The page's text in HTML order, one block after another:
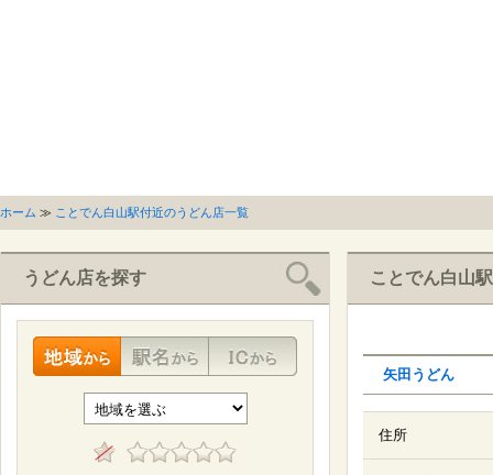
ホーム ≫ ことでん白山駅付近のうどん店一覧
うどん店を探す ことでん白山
矢田うどん
住所